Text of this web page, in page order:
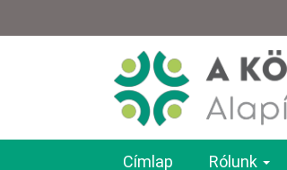
Címlap Rólunk